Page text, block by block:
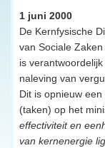
1 juni 2000
De Kernfysische
van Sociale
is
naleving van
Dit is opnieuw
(taken) op het
effectiviteit en
van kernenergie